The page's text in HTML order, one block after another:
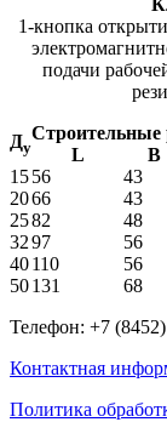
1-кнопка
подачи
Ду L B
1556 43
2066 43
2582 48
3297 56
40110 56
50131 68
Телефон: +7
Контактная
Политика